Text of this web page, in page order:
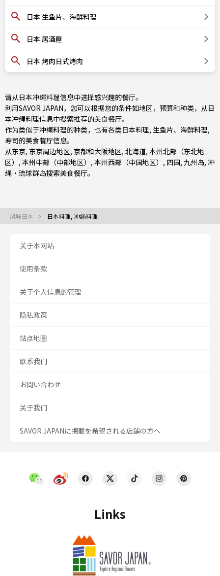
日本 生鱼片、海鲜料理
日本 居酒屋
日本 烤肉日式烤肉
请从日本冲绳料理信息中选择感兴趣的餐厅。
利用SAVOR JAPAN，您可以根据您的条件如地区，预算和种类，从日
本冲绳料理信息中搜索推荐的美食餐厅。
作为类似于冲绳料理的种类，也有各类日本料理, 生鱼片、海鲜料理,
寿司的美食餐厅信息。
从东京, 东京周边地区, 京都和大阪地区, 北海道, 本州北部（东北地
区） , 本州中部（中部地区） , 本州西部（中国地区） , 四国, 九州岛, 冲
绳・琉球群岛搜索美食餐厅。
风味日本 日本料理, 冲绳料理
Links
关于本网站
使用条款
关于个人信息的管理
隐私政策
站点地图
联系我们
お問い合わせ
关于我们
SAVOR JAPANに掲載を希望される店舗の方へ